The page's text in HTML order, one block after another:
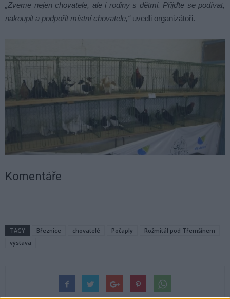
„Zveme nejen chovatele, ale i rodiny s dětmi. Přijďte se podívat,
nakoupit a podpořit místní chovatele,“ uvedli organizátoři.
Komentáře
TAGY Březnice chovatelé Počaply
Rožmitál pod Třemšínem
výstava